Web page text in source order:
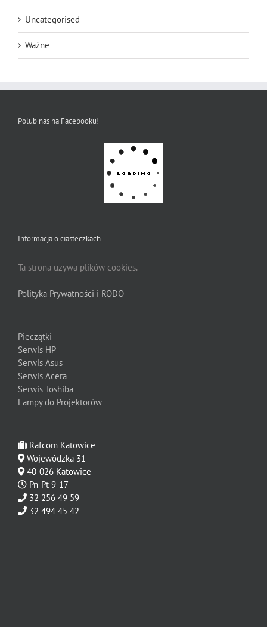
Uncategorised
Ważne
Polub nas na Facebooku!
Informacja o ciasteczkach
Ta strona używa plików cookies.
Polityka Prywatności i RODO
Pieczątki
Serwis HP
Serwis Asus
Serwis Acera
Serwis Toshiba
Lampy do Projektorów
Rafcom Katowice
Wojewódzka 31
40-026 Katowice
Pn-Pt 9-17
32 256 49 59
32 494 45 42